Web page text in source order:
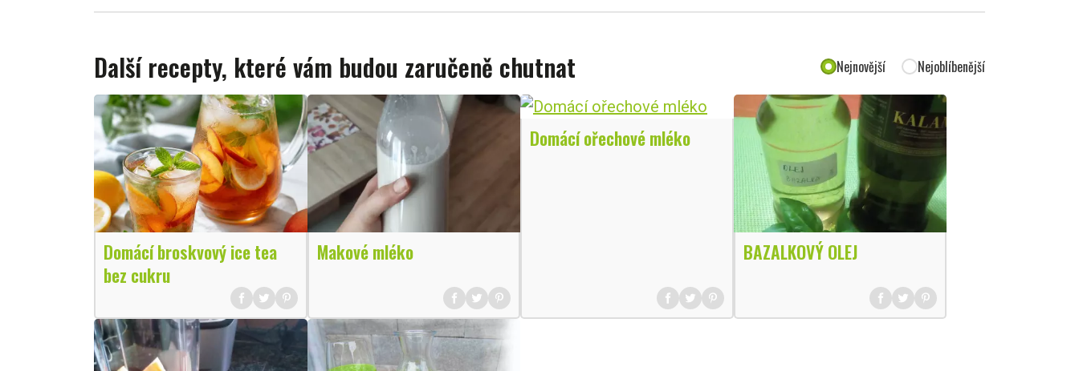
Další recepty, které vám budou zaručeně chutnat Nejnovější Nejoblíbenější
Domácí broskvový ice tea
bez cukru
Makové mléko
Domácí ořechové mléko
BAZALKOVÝ OLEJ